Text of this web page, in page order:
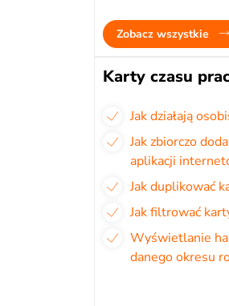
Zobacz wszystkie
Karty czasu
Jak działają
Jak zbiorczo
aplikacji
Jak duplikować
Jak filtrować
Wyświetlanie
danego okresu